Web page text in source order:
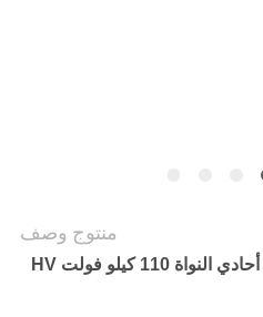
منتوج وصف
150 مم 2500 مم 2630 مم 2 أحادي النواة 110 كيلو فولت HV